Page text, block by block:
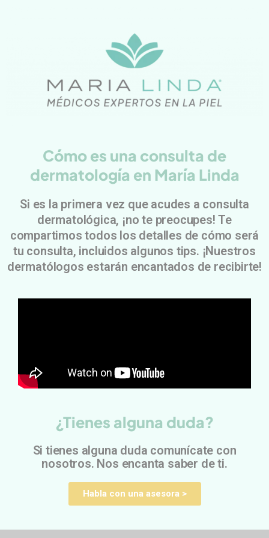
Cómo es una consulta de
dermatología en María Linda
Si es la primera vez que acudes a consulta
dermatológica, ¡no te preocupes! Te
compartimos todos los detalles de cómo será
tu consulta, incluidos algunos tips. ¡Nuestros
dermatólogos estarán encantados de recibirte!
¿Tienes alguna duda?
Si tienes alguna duda comunícate con
nosotros. Nos encanta saber de ti.
Habla con una asesora >